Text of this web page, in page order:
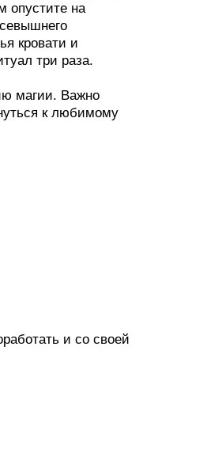
опустите на
кровати и
три раза.
магии. Важно
к любимому
и со своей